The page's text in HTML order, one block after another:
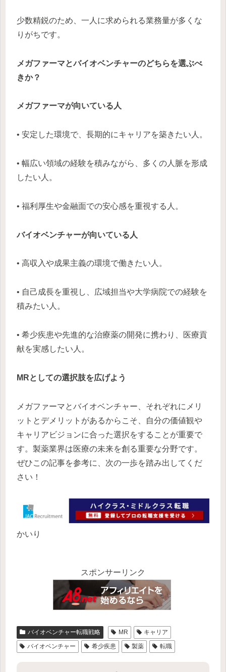
少数精鋭のため、一人に求められる業務量が多くな
りがちです。
メガファーマとバイオベンチャーのどちらを選ぶべ
きか？
メガファーマが向いている人
• 安定した環境で、長期的にキャリアを築きたい人。
• 幅広い領域の経験を積みながら、多くの人脈を形成
したい人。
• 福利厚生や金融面での安心感を重視する人。
バイオベンチャーが向いている人
• 高収入や成果主義の環境で働きたい人。
• 自己成長を重視し、広域担当や大学病院での経験を
積みたい人。
• 希少疾患や先進的な治療薬の開発に携わり、医療貢
献を実感したい人。
MRとしての選択肢を広げよう
メガファーマとバイオベンチャー、それぞれにメリ
ットとデメリットがあるからこそ、自分の価値観や
キャリアビジョンに合った選択をすることが重要で
す。製薬業界は医療の未来を創る重要な分野です。
ぜひこの記事を参考に、次の一歩を踏み出してくだ
さい！
かいり
スポンサーリンク
バイオベンチャー転職戦略 MR
キャリア
バイオベンチャー
希少疾患 製薬 転職